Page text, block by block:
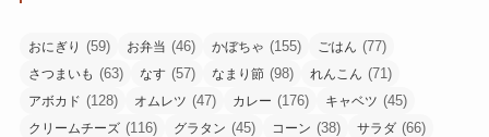
おにぎり (59) お弁当 (46) かぼちゃ (155) ごはん (77)
さつまいも (63) なす (57) なまり節 (98) れんこん (71)
アボカド (128) オムレツ (47) カレー (176) キャベツ (45)
クリームチーズ (116) グラタン (45) コーン (38) サラダ (66)